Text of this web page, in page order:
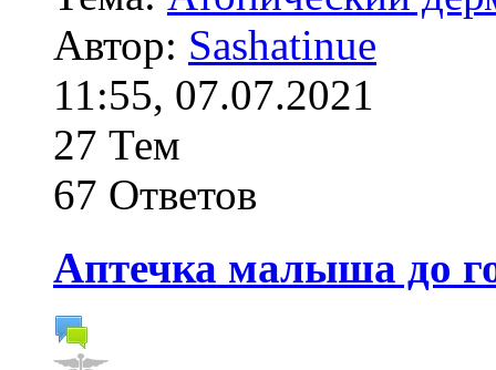
Автор: Sashatinue
11:55, 07.07.2021
27 Тем
67 Ответов
Аптечка малыша до